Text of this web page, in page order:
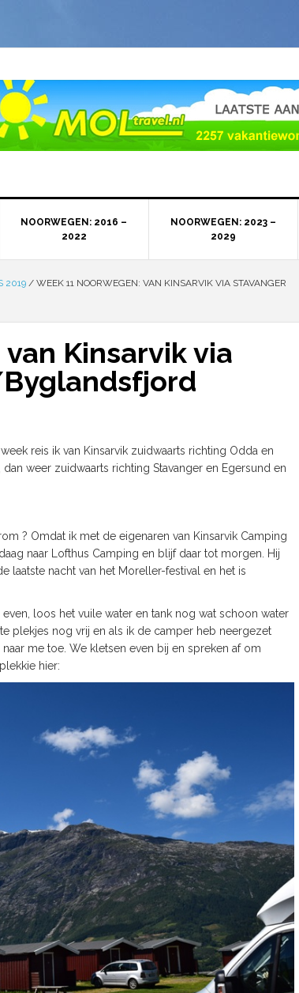
NOORWEGEN: 2016 –
2022
NOORWEGEN: 2023 –
2029
2019 / WEEK 11 NOORWEGEN: VAN KINSARVIK VIA STAVANGER
Kinsarvik via
reis ik van Kinsarvik zuidwaarts richting Odda en
weer zuidwaarts richting Stavanger en Egersund en
? Omdat ik met de eigenaren van Kinsarvik Camping
naar Lofthus Camping en blijf daar tot morgen. Hij
laatste nacht van het Moreller-festival en het is
loos het vuile water en tank nog wat schoon water
plekjes nog vrij en als ik de camper heb neergezet
me toe. We kletsen even bij en spreken af om
hier: